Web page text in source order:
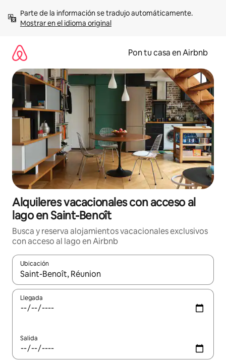
contenidoMostrar en el idioma original
Pon tu casa en Airbnb
Alquileres vacacionales con acceso al
lago en Saint-Benoît
Busca y reserva alojamientos vacacionales exclusivos
con acceso al lago en Airbnb
Ubicación
Cuando los resultados estén disponibles, navega con las
Llegada
Salida